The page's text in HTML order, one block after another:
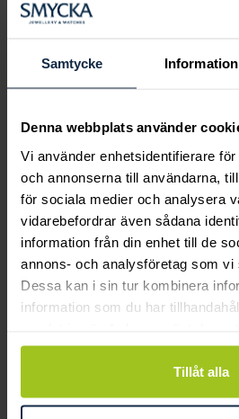
Samtycke Information
Denna webbplats använder
Vi använder enhetsidentifierare
och annonserna till användarna,
för sociala medier och analysera
vidarebefordrar även sådana
information från din enhet till de
annons- och analysföretag som vi
Dessa kan i sin tur kombinera
information som du har
Tillåt alla
drömring för varje tillfälle
perfekt för just din stil och